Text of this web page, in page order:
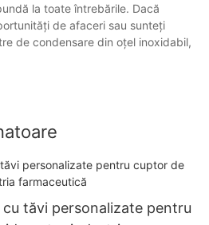
la toate întrebările. Dacă
de afaceri sau sunteți
de condensare din oțel inoxidabil,
tăvi personalizate pentru